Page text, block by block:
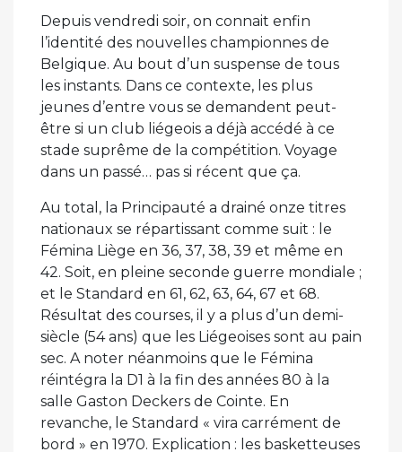
Depuis vendredi soir, on connait enfin
l’identité des nouvelles championnes de
Belgique. Au bout d’un suspense de tous
les instants. Dans ce contexte, les plus
jeunes d’entre vous se demandent peut-
être si un club liégeois a déjà accédé à ce
stade suprême de la compétition. Voyage
dans un passé… pas si récent que ça.
Au total, la Principauté a drainé onze titres
nationaux se répartissant comme suit : le
Fémina Liège en 36, 37, 38, 39 et même en
42. Soit, en pleine seconde guerre mondiale ;
et le Standard en 61, 62, 63, 64, 67 et 68.
Résultat des courses, il y a plus d’un demi-
siècle (54 ans) que les Liégeoises sont au pain
sec. A noter néanmoins que le Fémina
réintégra la D1 à la fin des années 80 à la
salle Gaston Deckers de Cointe. En
revanche, le Standard « vira carrément de
bord » en 1970. Explication : les basketteuses